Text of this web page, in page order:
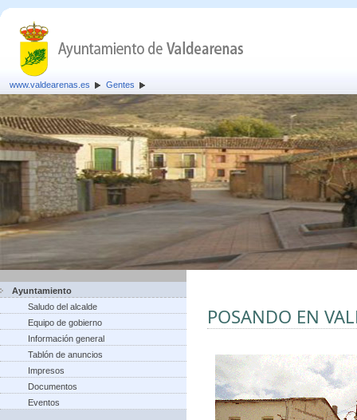
www.valdearenas.es Gentes
Ayuntamiento
Saludo del alcalde
Equipo de gobierno
Información general
Tablón de anuncios
Impresos
Documentos
Eventos
POSANDO EN